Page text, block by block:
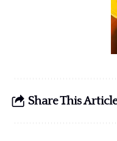
Share This Article